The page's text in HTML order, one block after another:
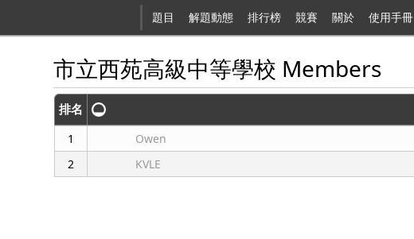
題目 解題動態 排行榜 競賽 關於 使用手冊
市立西苑高級中等學校 Members
排名
1 Owen
2
KVLE